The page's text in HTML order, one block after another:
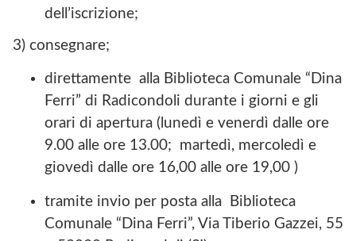
dell’iscrizione;
3) consegnare;
direttamente alla Biblioteca Comunale “Dina
Ferri” di Radicondoli durante i giorni e gli
orari di apertura (lunedì e venerdì dalle ore
9.00 alle ore 13.00; martedì, mercoledì e
giovedì dalle ore 16,00 alle ore 19,00 )
tramite invio per posta alla Biblioteca
Comunale “Dina Ferri”, Via Tiberio Gazzei, 55